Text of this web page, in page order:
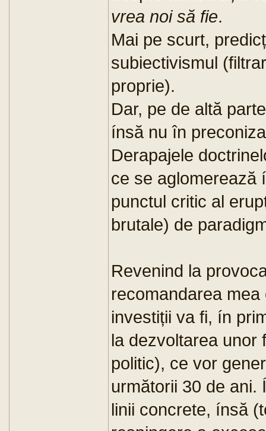
vrea noi să fie.
Mai pe scurt,
subiectivismul
proprie).
Dar, pe de altă
ínsă nu în
Derapajele
ce se aglomerează
punctul critic al
brutale) de
Revenind la
recomandarea
investiții va fi, ín
la dezvoltarea unor
politic), ce vor
următorii 30 de ani.
linii concrete, ínsă